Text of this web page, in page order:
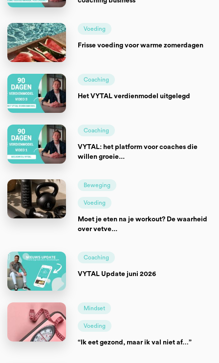
Voeding
Frisse voeding voor warme zomerdagen
Coaching
Het VYTAL verdienmodel uitgelegd
Coaching
VYTAL: het platform voor coaches die
willen groeie...
Beweging
Voeding
Moet je eten na je workout? De waarheid
over vetve...
Coaching
VYTAL Update juni 2026
Mindset
Voeding
“Ik eet gezond, maar ik val niet af…”